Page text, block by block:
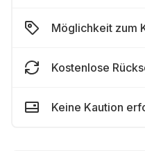
Möglichkeit zum
Kostenlose
Keine Kaution